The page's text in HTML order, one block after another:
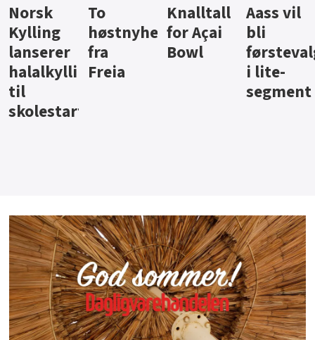
Knalltall
for Açai
Bowl
Aass vil
bli
førstevalg
i lite-
Brus og
jus fra
Berentsen
Hard
iste fra
Hansa